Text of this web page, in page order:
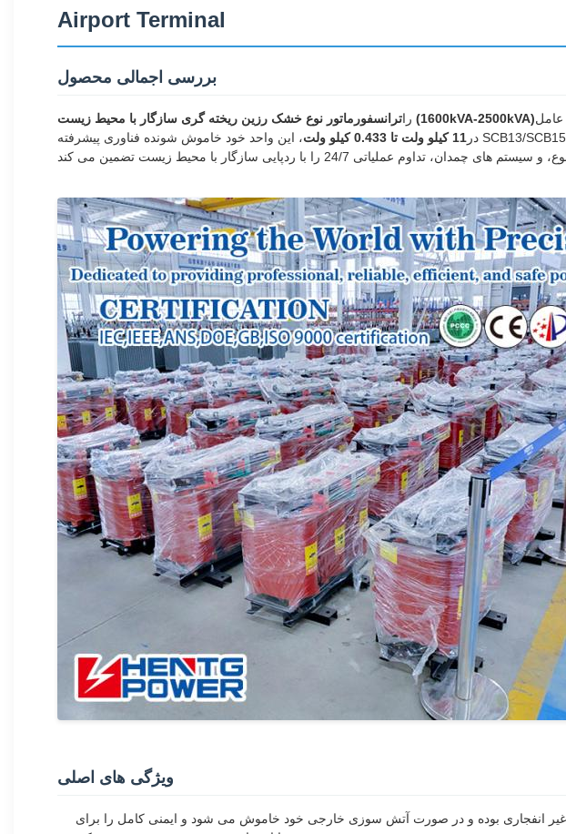
Airport Terminal
بررسی اجمالی محصول
را ترانسفورماتور نوع خشک رزین ریخته گری سازگار با محیط زیست (1600kVA-2500kVA)عامل
در 11 کیلو ولت تا 0.433 کیلو ولت
، این واحد خود خاموش شونده فناوری پیشرفته SCB13/SCB15 را برای ارائه برق پایدار و ایمن در برابر آتش ادغام می کند. طراحی شده برای نیازهای بار با چگالی بالا در
ویژگی های اصلی
انفجاری بوده و در صورت آتش سوزی خارجی خود خاموش می شود و ایمنی کامل را برای